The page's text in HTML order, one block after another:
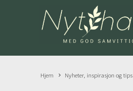
Hjem Nyheter, inspirasjon og tips